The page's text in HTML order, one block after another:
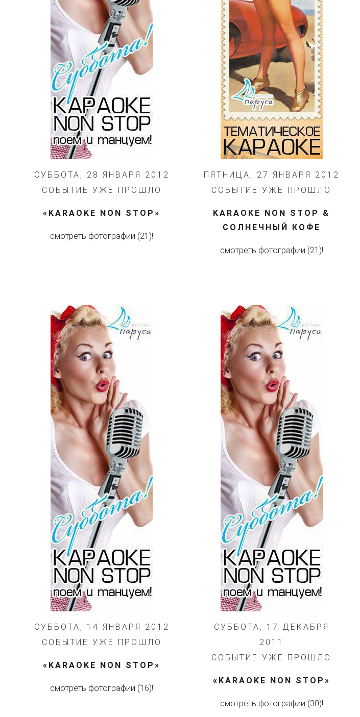
СУББОТА, 28 ЯНВАРЯ 2012
СОБЫТИЕ УЖЕ ПРОШЛО
«KARAOKE NON STOP»
смотреть фотографии (21)!
ПЯТНИЦА, 27 ЯНВАРЯ 2012
СОБЫТИЕ УЖЕ ПРОШЛО
KARAOKE NON STOP &
СОЛНЕЧНЫЙ КОФЕ
смотреть фотографии (21)!
СУББОТА, 14 ЯНВАРЯ 2012
СОБЫТИЕ УЖЕ ПРОШЛО
«KARAOKE NON STOP»
смотреть фотографии (16)!
СУББОТА, 17 ДЕКАБРЯ
2011
СОБЫТИЕ УЖЕ ПРОШЛО
«KARAOKE NON STOP»
смотреть фотографии (30)!